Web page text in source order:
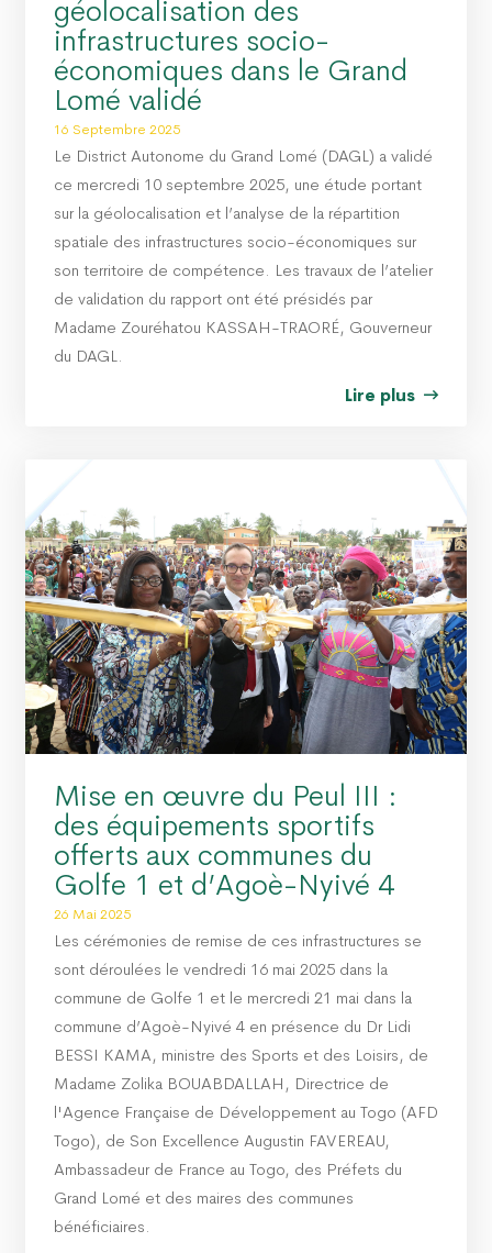
géolocalisation des
infrastructures socio-
économiques dans le Grand
Lomé validé
16 Septembre 2025
Le District Autonome du Grand Lomé (DAGL) a validé
ce mercredi 10 septembre 2025, une étude portant
sur la géolocalisation et l’analyse de la répartition
spatiale des infrastructures socio-économiques sur
son territoire de compétence. Les travaux de l’atelier
de validation du rapport ont été présidés par
Madame Zouréhatou KASSAH-TRAORÉ, Gouverneur
du DAGL.
Lire plus
Mise en œuvre du Peul III :
des équipements sportifs
offerts aux communes du
Golfe 1 et d’Agoè-Nyivé 4
26 Mai 2025
Les cérémonies de remise de ces infrastructures se
sont déroulées le vendredi 16 mai 2025 dans la
commune de Golfe 1 et le mercredi 21 mai dans la
commune d’Agoè-Nyivé 4 en présence du Dr Lidi
BESSI KAMA, ministre des Sports et des Loisirs, de
Madame Zolika BOUABDALLAH, Directrice de
l'Agence Française de Développement au Togo (AFD
Togo), de Son Excellence Augustin FAVEREAU,
Ambassadeur de France au Togo, des Préfets du
Grand Lomé et des maires des communes
bénéficiaires.